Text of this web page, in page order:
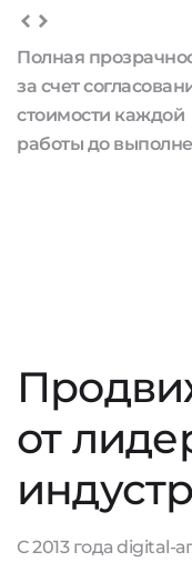
Полная
за счет
стоимости каждой
работы до
от
С 2013 года digital-